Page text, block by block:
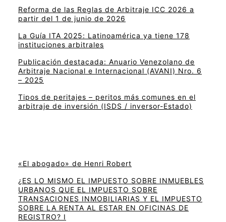
Reforma de las Reglas de Arbitraje ICC 2026 a
partir del 1 de junio de 2026
La Guía ITA 2025: Latinoamérica ya tiene 178
instituciones arbitrales
Publicación destacada: Anuario Venezolano de
Arbitraje Nacional e Internacional (AVANI) Nro. 6
– 2025
Tipos de peritajes – peritos más comunes en el
arbitraje de inversión (ISDS / inversor-Estado)
«El abogado» de Henri Robert
¿ES LO MISMO EL IMPUESTO SOBRE INMUEBLES
URBANOS QUE EL IMPUESTO SOBRE
TRANSACIONES INMOBILIARIAS Y EL IMPUESTO
SOBRE LA RENTA AL ESTAR EN OFICINAS DE
REGISTRO? I